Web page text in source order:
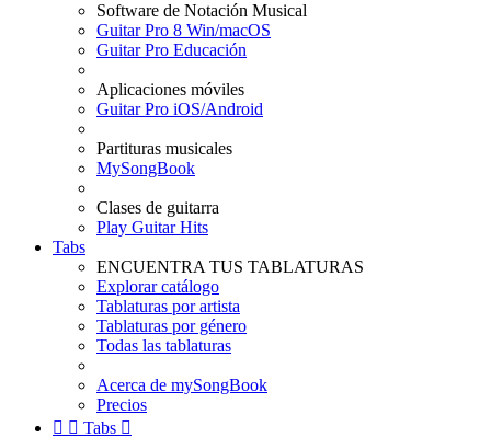
Software de Notación Musical
Guitar Pro 8 Win/macOS
Guitar Pro Educación
Aplicaciones móviles
Guitar Pro iOS/Android
Partituras musicales
MySongBook
Clases de guitarra
Play Guitar Hits
Tabs
ENCUENTRA TUS TABLATURAS
Explorar catálogo
Tablaturas por artista
Tablaturas por género
Todas las tablaturas
Acerca de mySongBook
Precios
  Tabs 